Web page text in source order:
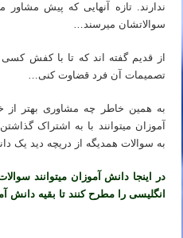
ندارند. تازه آنهایی که پیش
سوالاتشان میرسند…
از قدیم گفته اند که تا با کفش کسی
تصمیمات آن فرد قضاوت کنی…
به همین خاطر چه مشاوری بهتر
آموزان میتوانند با به اشتراک
به سوالات همدیگه از دریچه دید یک
در اینجا دانش آموزان میتوانند
انگلیسی را مطرح کنند تا بقیه دانش